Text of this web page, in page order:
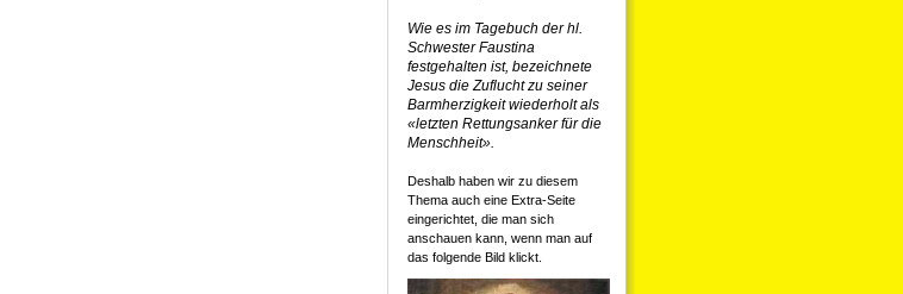
Wie es im Tagebuch der hl.
Schwester Faustina
festgehalten ist, bezeichnete
Jesus die Zuflucht zu seiner
Barmherzigkeit wiederholt als
«letzten Rettungsanker für die
Menschheit».
Deshalb haben wir zu diesem
Thema auch eine Extra-Seite
eingerichtet, die man sich
anschauen kann, wenn man auf
das folgende Bild klickt.